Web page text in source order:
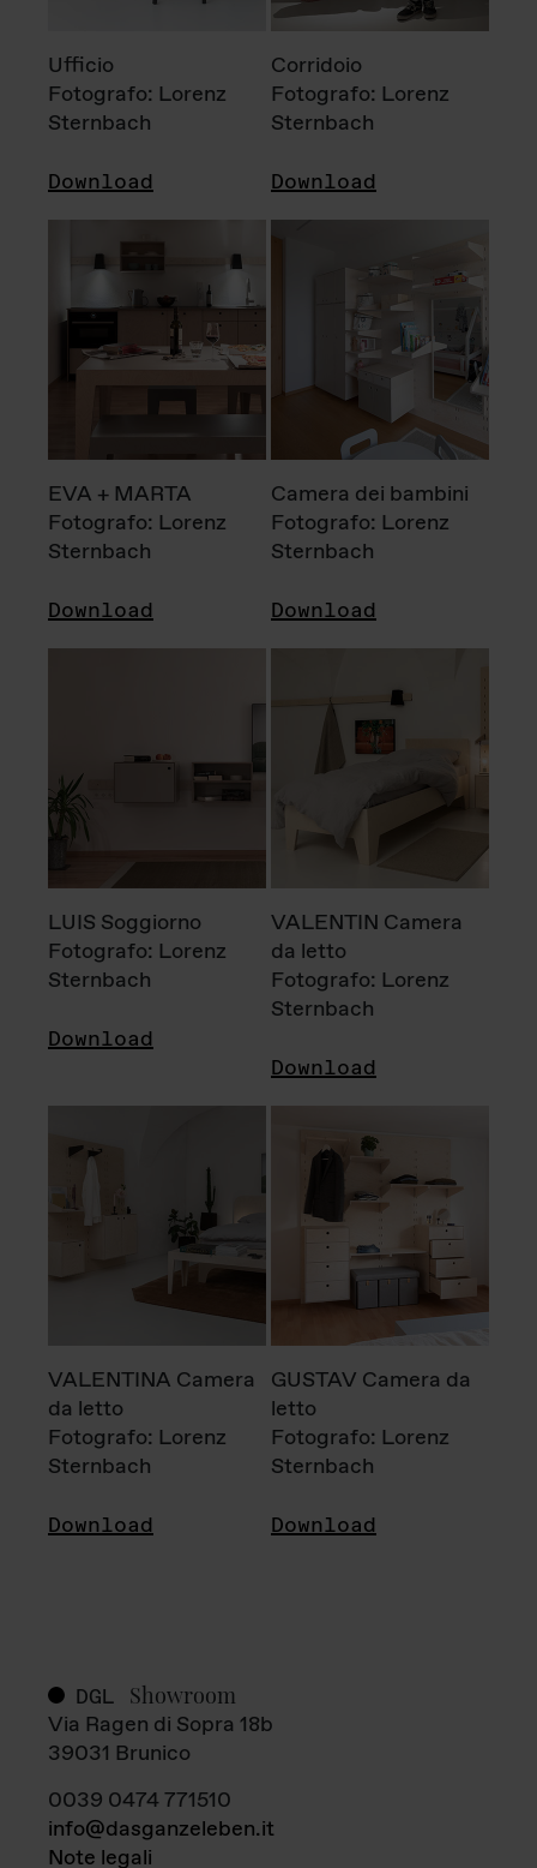
Ufficio
Fotografo: Lorenz
Sternbach
Download
Corridoio
Fotografo: Lorenz
Sternbach
Download
EVA + MARTA
Fotografo: Lorenz
Sternbach
Download
Camera dei bambini
Fotografo: Lorenz
Sternbach
Download
LUIS Soggiorno
Fotografo: Lorenz
Sternbach
Download
VALENTIN Camera
da letto
Fotografo: Lorenz
Sternbach
Download
VALENTINA Camera
da letto
Fotografo: Lorenz
Sternbach
Download
GUSTAV Camera da
letto
Fotografo: Lorenz
Sternbach
Download
DGL Showroom
Via Ragen di Sopra 18b
39031 Brunico
0039 0474 771510
info@dasganzeleben.it
Note legali